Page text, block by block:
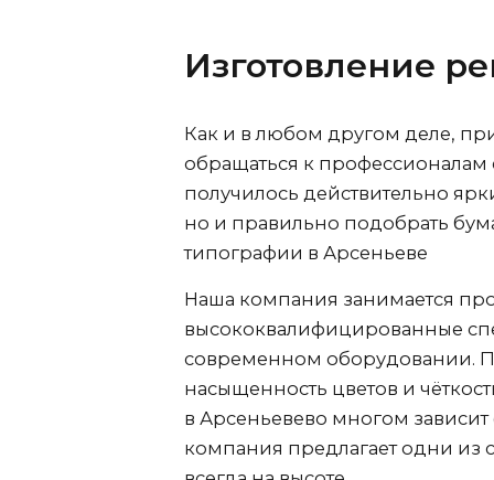
Изготовление
Как и в любом другом деле,
обращаться к профессионалам
получилось действительно
но и правильно подобрать
типографии в Арсеньеве
Наша компания занимается
высококвалифицированные
современном оборудовании.
насыщенность цветов и
в Арсеньевево многом
компания предлагает одни из